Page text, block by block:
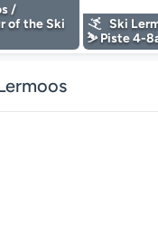
/
of the Ski
Ski
⛷️ Piste 4-
lecteur multimédia est